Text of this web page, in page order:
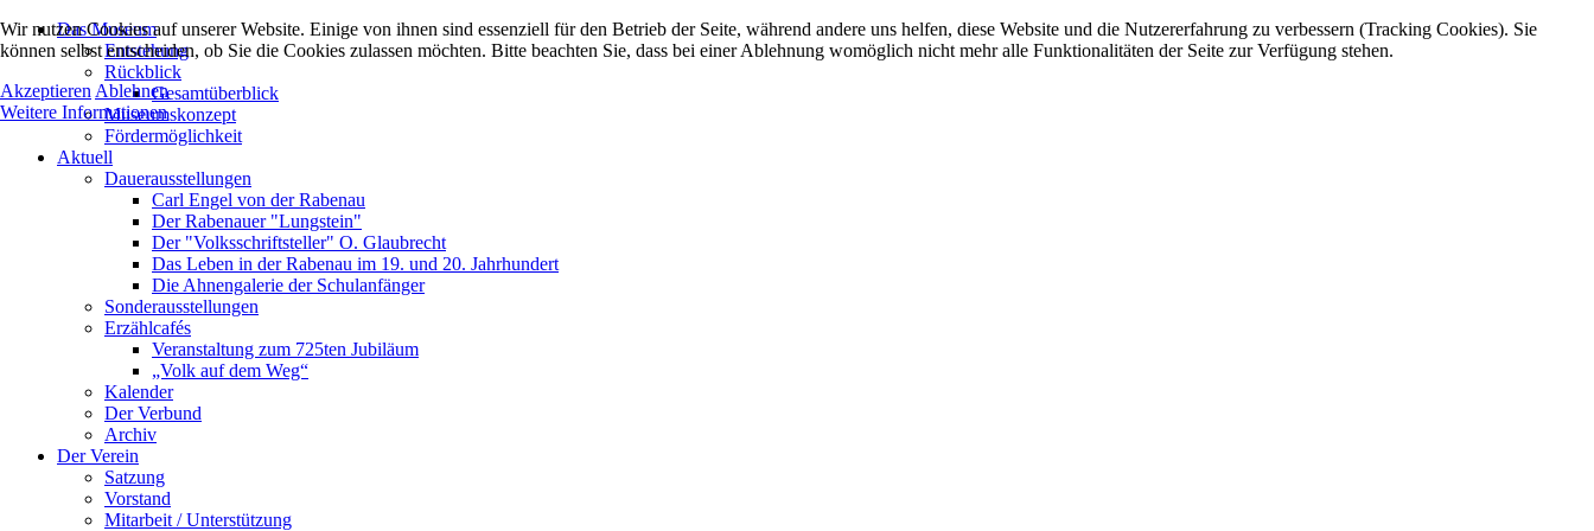
Das Museum
Entstehung
Rückblick
Gesamtüberblick
Museumskonzept
Fördermöglichkeit
Aktuell
Dauerausstellungen
Carl Engel von der Rabenau
Der Rabenauer "Lungstein"
Der "Volksschriftsteller" O. Glaubrecht
Das Leben in der Rabenau im 19. und 20. Jahrhundert
Die Ahnengalerie der Schulanfänger
Sonderausstellungen
Erzählcafés
Veranstaltung zum 725ten Jubiläum
„Volk auf dem Weg“
Kalender
Der Verbund
Archiv
Der Verein
Satzung
Vorstand
Mitarbeit / Unterstützung
Wir nutzen Cookies auf unserer Website. Einige von ihnen sind essenziell für den Betrieb der Seite, während andere uns helfen, diese Website und die Nutzererfahrung zu verbessern (Tracking Cookies). Sie
können selbst entscheiden, ob Sie die Cookies zulassen möchten. Bitte beachten Sie, dass bei einer Ablehnung womöglich nicht mehr alle Funktionalitäten der Seite zur Verfügung stehen.
Akzeptieren Ablehnen
Weitere Informationen